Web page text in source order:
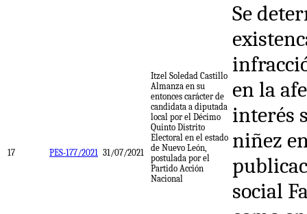
17 PES-177/2021 31/07/2021
Itzel Soledad Castillo
Almanza en su
entonces carácter de
candidata a diputada
local por el Décimo
Quinto Distrito
Electoral en el estado
de Nuevo León,
postulada por el
Partido Acción
Nacional
Se
en la
interés
niñez
social